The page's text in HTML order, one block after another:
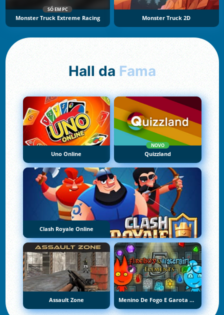
SÓ EM PC
Monster Truck Extreme Racing Monster Truck 2D
Hall da Fama
Uno Online
NOVO
Quizzland
Clash Royale Online
Assault Zone Menino De Fogo E Garota De Água 5: Elementos